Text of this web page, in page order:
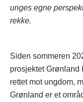
unges egne
rekke.
Siden sommeren
prosjektet Grønland
rettet mot ungdom,
Grønland er et